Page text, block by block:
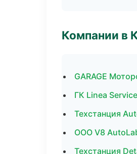
Компании в
GARAGE
ГК Linea
Техстанция
ООО V8
Техстанция